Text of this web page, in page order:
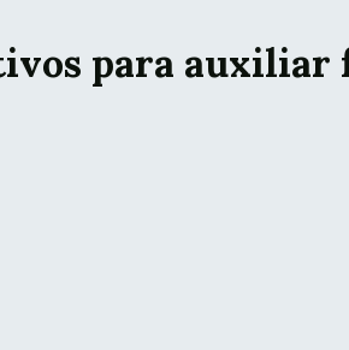
para auxiliar